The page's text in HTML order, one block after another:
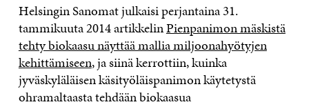
Helsingin Sanomat julkaisi perjantaina 31.
tammikuuta 2014 artikkelinPienpanimon mäskistä
tehty biokaasu näyttää mallia miljoonahyötyjen
kehittämiseen, ja siinä kerrottiin, kuinka
jyväskyläläisen käsityöläispanimon käytetystä
ohramaltaasta tehdään biokaasua